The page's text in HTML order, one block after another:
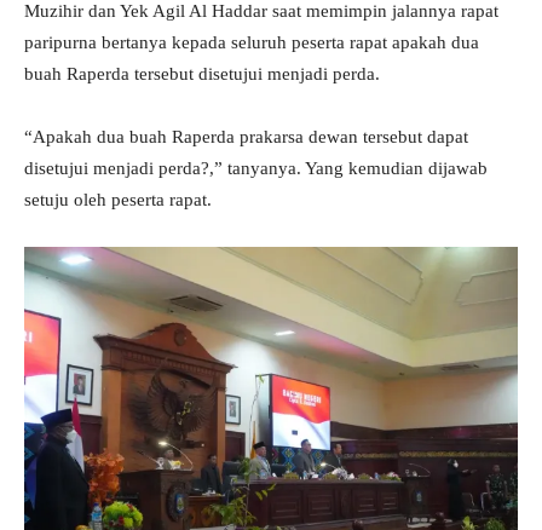
Muzihir dan Yek Agil Al Haddar saat memimpin jalannya rapat
paripurna bertanya kepada seluruh peserta rapat apakah dua
buah Raperda tersebut disetujui menjadi perda.
“Apakah dua buah Raperda prakarsa dewan tersebut dapat
disetujui menjadi perda?,” tanyanya. Yang kemudian dijawab
setuju oleh peserta rapat.